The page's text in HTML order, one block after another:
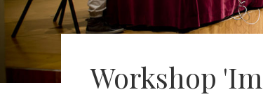
Workshop